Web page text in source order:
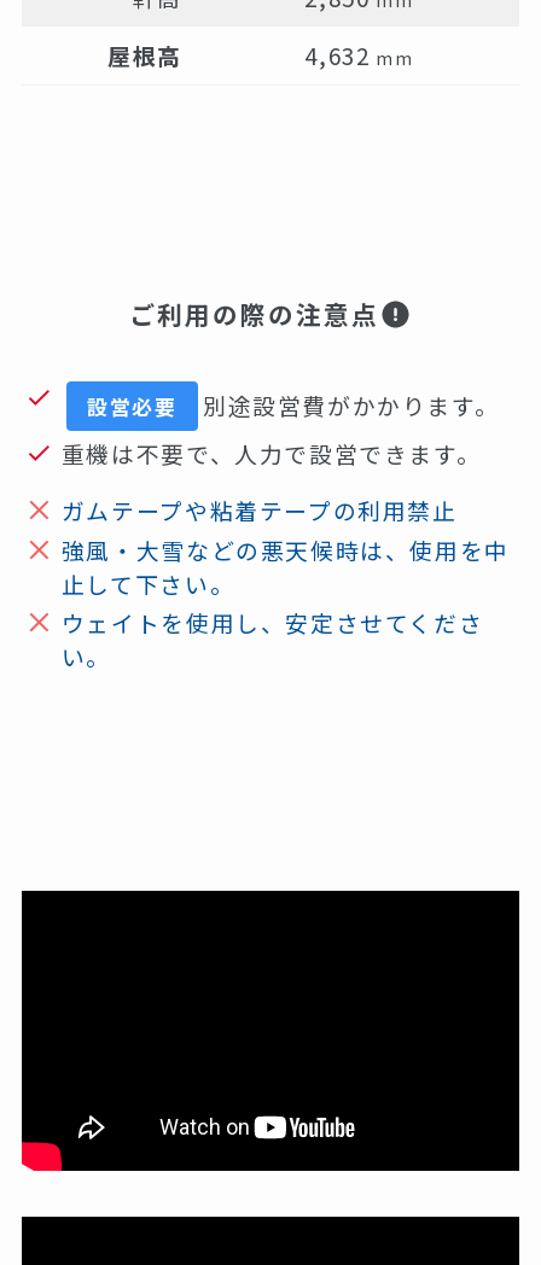
屋根高 4,632 mm
ご利用の際の注意点
設営必要
別途設営費がかかります。
重機は不要で、人力で設営できます。
ガムテープや粘着テープの利用禁止
強風・大雪などの悪天候時は、使用を中
止して下さい。
ウェイトを使用し、安定させてくださ
い。